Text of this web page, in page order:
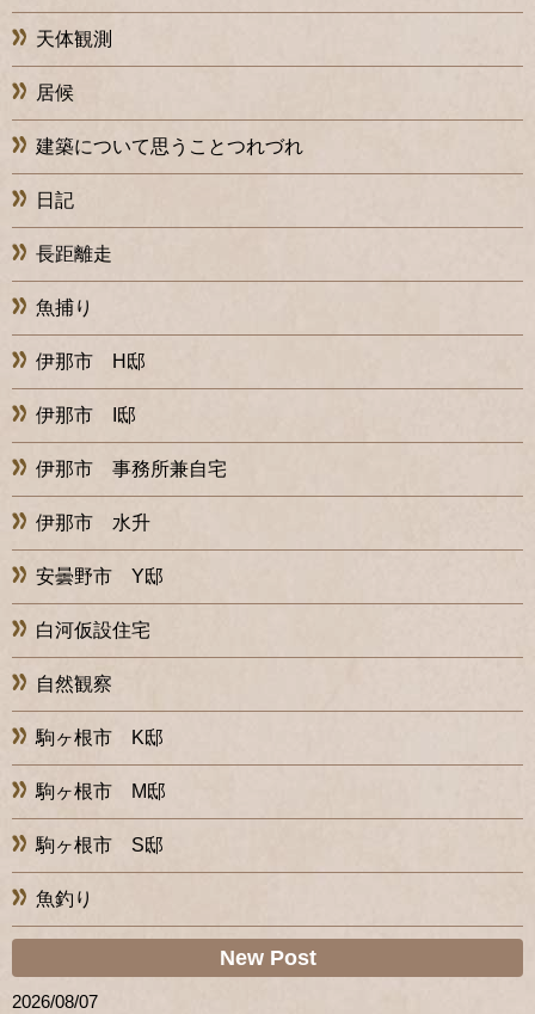
天体観測
居候
建築について思うことつれづれ
日記
長距離走
魚捕り
伊那市 H邸
伊那市 I邸
伊那市 事務所兼自宅
伊那市 水升
安曇野市 Y邸
白河仮設住宅
自然観察
駒ヶ根市 K邸
駒ヶ根市 M邸
駒ヶ根市 S邸
魚釣り
New Post
2026/08/07